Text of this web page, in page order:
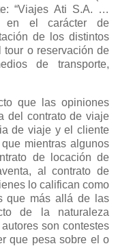
“Viajes Ati S.A. …
en el carácter de
de los distintos
o reservación de
de transporte,
que las opiniones
del contrato de viaje
de viaje y el cliente
mientras algunos
de locación de
al contrato de
lo califican como
que más allá de las
de la naturaleza
son contestes
que pesa sobre el o